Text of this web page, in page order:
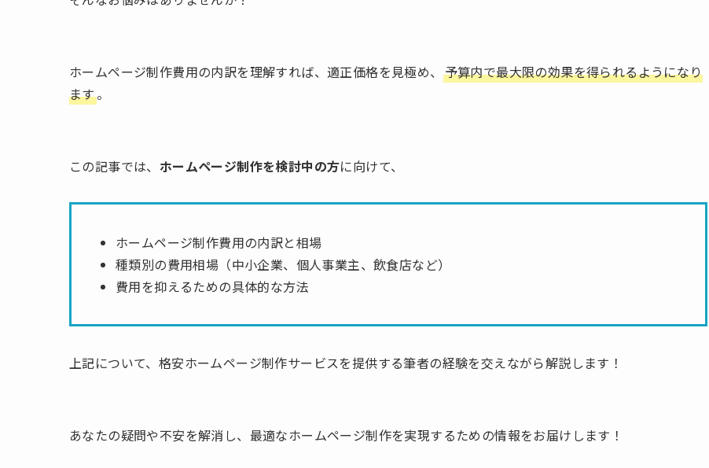
ホームページ制作費用の内訳を理解すれば、適正価格を見極め、 予算内で最大限の効果を得られるようになり
ます。
この記事では、 ホームページ制作を検討中の方に向けて、
ホームページ制作費用の内訳と相場
種類別の費用相場（中小企業、個人事業主、飲食店など）
費用を抑えるための具体的な方法
上記について、格安ホームページ制作サービスを提供する筆者の経験を交えながら解説します！
あなたの疑問や不安を解消し、最適なホームページ制作を実現するための情報をお届けします！